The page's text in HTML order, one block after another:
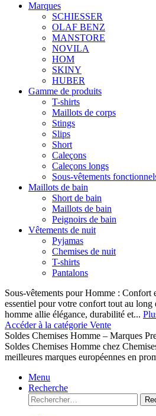
Marques
SCHIESSER
OLAF BENZ
MANSTORE
NOVILA
HOM
SKINY
HUBER
Gamme de produits
T-shirts
Maillots de corps
Stings
Slips
Short
Caleçons
Caleçons longs
Sous-vêtements
Maillots de bain
Short de bain
Maillots de bain
Peignoirs de bain
Vêtements de nuit
Pyjamas
Chemises de nuit
T-shirts
Pantalons
Sous-vêtements pour Homme : Confort
essentiel pour votre confort tout au
homme allie élégance, durabilité et...
Accéder à la catégorie Vente
Soldes Chemises Homme – Marques
Soldes Chemises Homme chez
meilleures marques européennes en
Menu
Recherche